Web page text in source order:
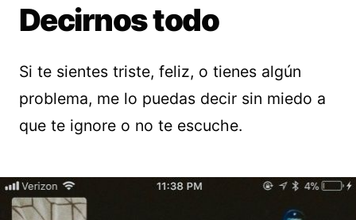
Decirnos todo
Si te sientes triste, feliz, o tienes algún
problema, me lo puedas decir sin miedo a
que te ignore o no te escuche.